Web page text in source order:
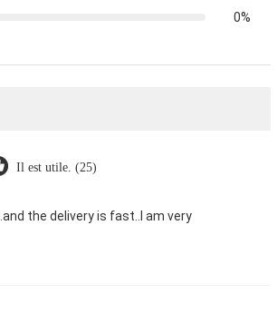
0%
Il est utile. (25)
the delivery is fast..I am very